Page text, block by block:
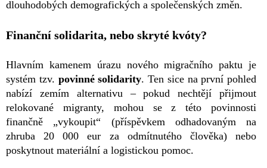
dlouhodobých demografických a společenských změn.
Finanční solidarita, nebo skryté kvóty?
Hlavním kamenem úrazu nového migračního paktu je
systém tzv. povinné solidarity. Ten sice na první pohled
nabízí zemím alternativu – pokud nechtějí přijmout
relokované migranty, mohou se z této povinnosti
finančně „vykoupit“ (příspěvkem odhadovaným na
zhruba 20 000 eur za odmítnutého člověka) nebo
poskytnout materiální a logistickou pomoc.